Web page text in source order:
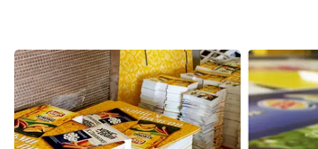
УФ
Печать
Печать
Печать